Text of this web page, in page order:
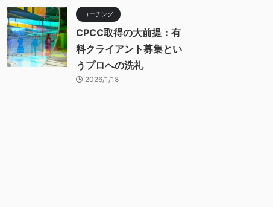
コーチング
CPCC取得の大前提：有
料クライアント募集とい
うプロへの洗礼
2026/1/18